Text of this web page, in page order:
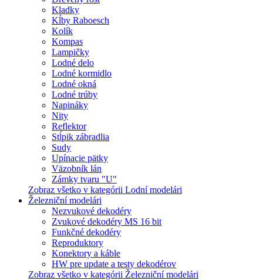
Kladky
Kĺby Raboesch
Kolík
Kompas
Lampičky
Lodné delo
Lodné kormidlo
Lodné okná
Lodné trúby
Napináky
Nity
Reflektor
Stĺpik zábradlia
Sudy
Upínacie pätky
Väzobník lán
Zámky tvaru "U"
Zobraz všetko v kategórii Lodní modelári
Železniční modelári
Nezvukové dekodéry
Zvukové dekodéry MS 16 bit
Funkčné dekodéry
Reproduktory
Konektory a káble
HW pre update a testy dekodérov
Zobraz všetko v kategórii Železniční modelári